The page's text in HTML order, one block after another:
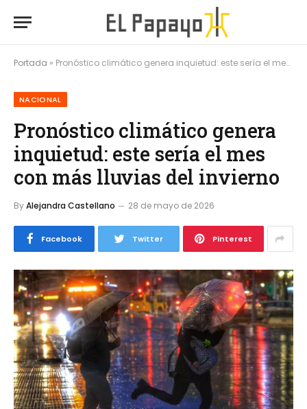
Portada » Pronóstico climático genera inquietud: este sería el mes con más lluvias del invierno
NACIONAL
Pronóstico climático genera
inquietud: este sería el mes
con más lluvias del invierno
ByAlejandra Castellano 28 de mayo de 2026
Facebook Twitter Pinterest